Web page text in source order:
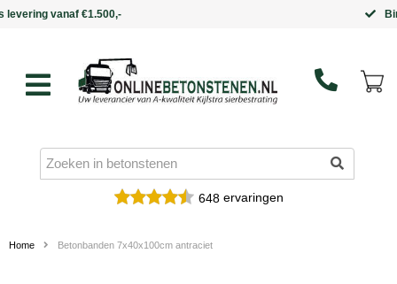
648ervaringen
Home Betonbanden 7x40x100cm antraciet